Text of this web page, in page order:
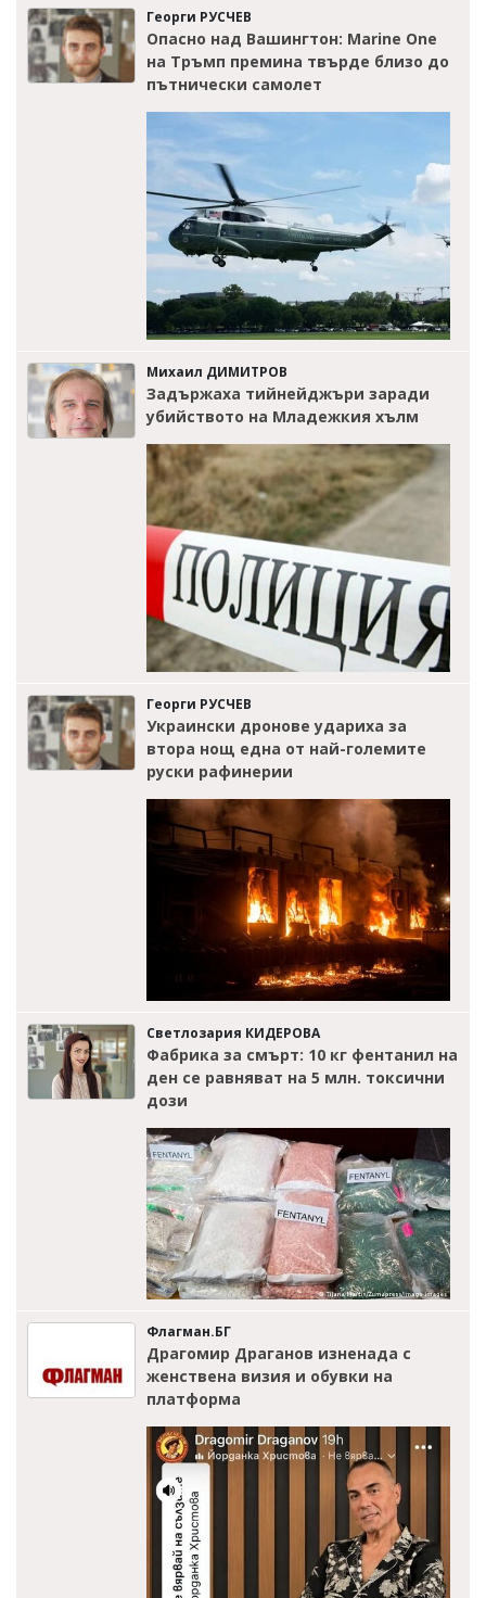
Георги РУСЧЕВ
Опасно над Вашингтон: Marine One
на Тръмп премина твърде близо до
пътнически самолет
Михаил ДИМИТРОВ
Задържаха тийнейджъри заради
убийството на Младежкия хълм
Георги РУСЧЕВ
Украински дронове удариха за
втора нощ една от най-големите
руски рафинерии
Светлозария КИДЕРОВА
Фабрика за смърт: 10 кг фентанил на
ден се равняват на 5 млн. токсични
дози
Флагман.БГ
Драгомир Драганов изненада с
женствена визия и обувки на
платформа